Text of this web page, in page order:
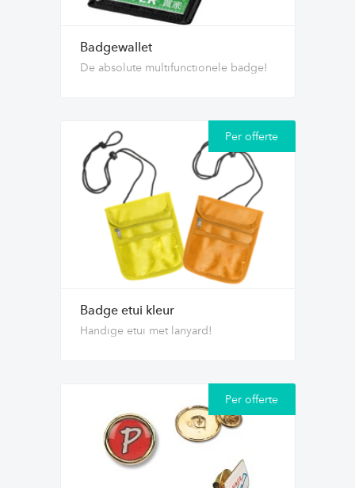
Badgewallet
De absolute multifunctionele badge!
Per offerte
Badge etui kleur
Handige etui met lanyard!
Per offerte